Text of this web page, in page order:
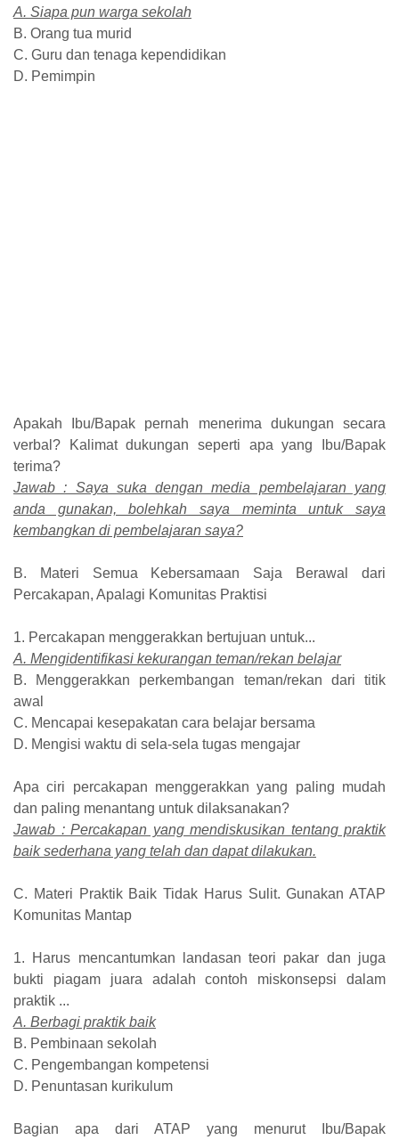
A. Siapa pun warga sekolah
B. Orang tua murid
C. Guru dan tenaga kependidikan
D. Pemimpin
Apakah Ibu/Bapak pernah menerima dukungan secara
verbal? Kalimat dukungan seperti apa yang Ibu/Bapak
terima?
Jawab : Saya suka dengan media pembelajaran yang
anda gunakan, bolehkah saya meminta untuk saya
kembangkan di pembelajaran saya?
B. Materi Semua Kebersamaan Saja Berawal dari
Percakapan, Apalagi Komunitas Praktisi
1. Percakapan menggerakkan bertujuan untuk...
A. Mengidentifikasi kekurangan teman/rekan belajar
B. Menggerakkan perkembangan teman/rekan dari titik
awal
C. Mencapai kesepakatan cara belajar bersama
D. Mengisi waktu di sela-sela tugas mengajar
Apa ciri percakapan menggerakkan yang paling mudah
dan paling menantang untuk dilaksanakan?
Jawab : Percakapan yang mendiskusikan tentang praktik
baik sederhana yang telah dan dapat dilakukan.
C. Materi Praktik Baik Tidak Harus Sulit. Gunakan ATAP
Komunitas Mantap
1. Harus mencantumkan landasan teori pakar dan juga
bukti piagam juara adalah contoh miskonsepsi dalam
praktik ...
A. Berbagi praktik baik
B. Pembinaan sekolah
C. Pengembangan kompetensi
D. Penuntasan kurikulum
Bagian apa dari ATAP yang menurut Ibu/Bapak